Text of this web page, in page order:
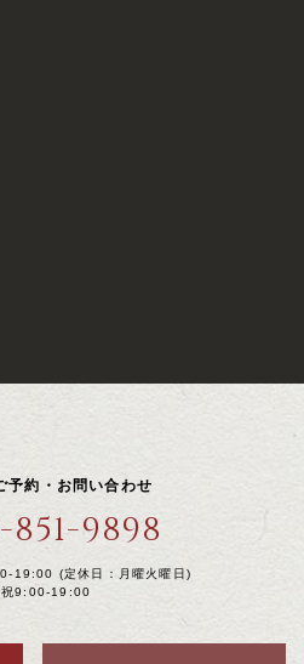
予約・お問い合わせ
851-9898
19:00 (定休日：月曜火曜日)
祝9:00-19:00